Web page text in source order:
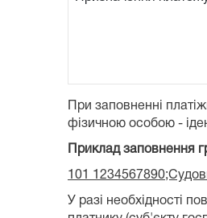
При заповненні
фізичною особою -
Приклад заповнення
101
У разі необхідності